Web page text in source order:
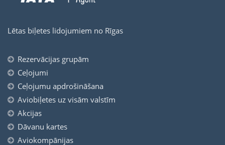
Lētas biļetes lidojumiem no Rīgas
Rezervācijas grupām
Ceļojumi
Ceļojumu apdrošināšana
Aviobiļetes uz visām valstīm
Akcijas
Dāvanu kartes
Aviokompānijas